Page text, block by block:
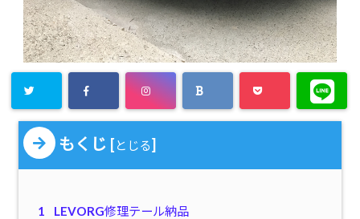
もくじ [とじる]
1 LEVORG修理テール納品